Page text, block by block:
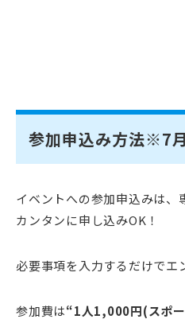
参加申込み方法※7
イベントへの参加申込みは、
カンタンに申し込みOK！
必要事項を入力するだけで
参加費は“1人1,000円(スポ